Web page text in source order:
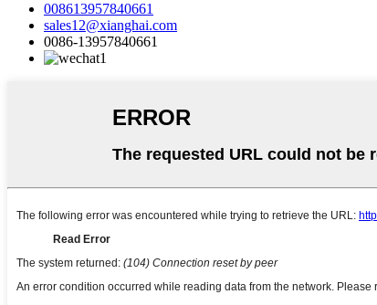
008613957840661
sales12@xianghai.com
0086-13957840661